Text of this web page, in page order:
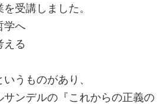
受講しました。
学へ
える
うものがあり、
サンデルの『これからの正義の